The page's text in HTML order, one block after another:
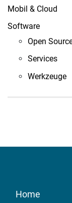
Mobil & Cloud
Software
Open
Services
Werkzeuge
Home